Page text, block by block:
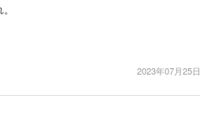
2023年07月25日